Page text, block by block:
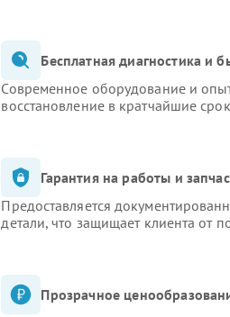
Бесплатная диагностика и
Современное оборудование и
восстановление в кратчайшие
Гарантия на работы и
Предоставляется
детали, что защищает клиента от
Прозрачное